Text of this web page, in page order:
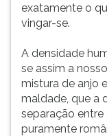
exatamente o
vingar-se.
A densidade
se assim a
mistura de anjo
maldade, que a
separação
puramente